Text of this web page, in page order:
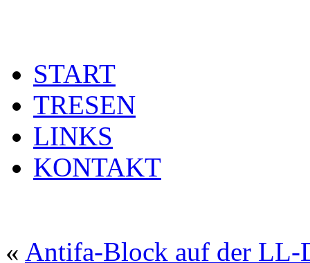
START
TRESEN
LINKS
KONTAKT
« Antifa-Block auf der LL-